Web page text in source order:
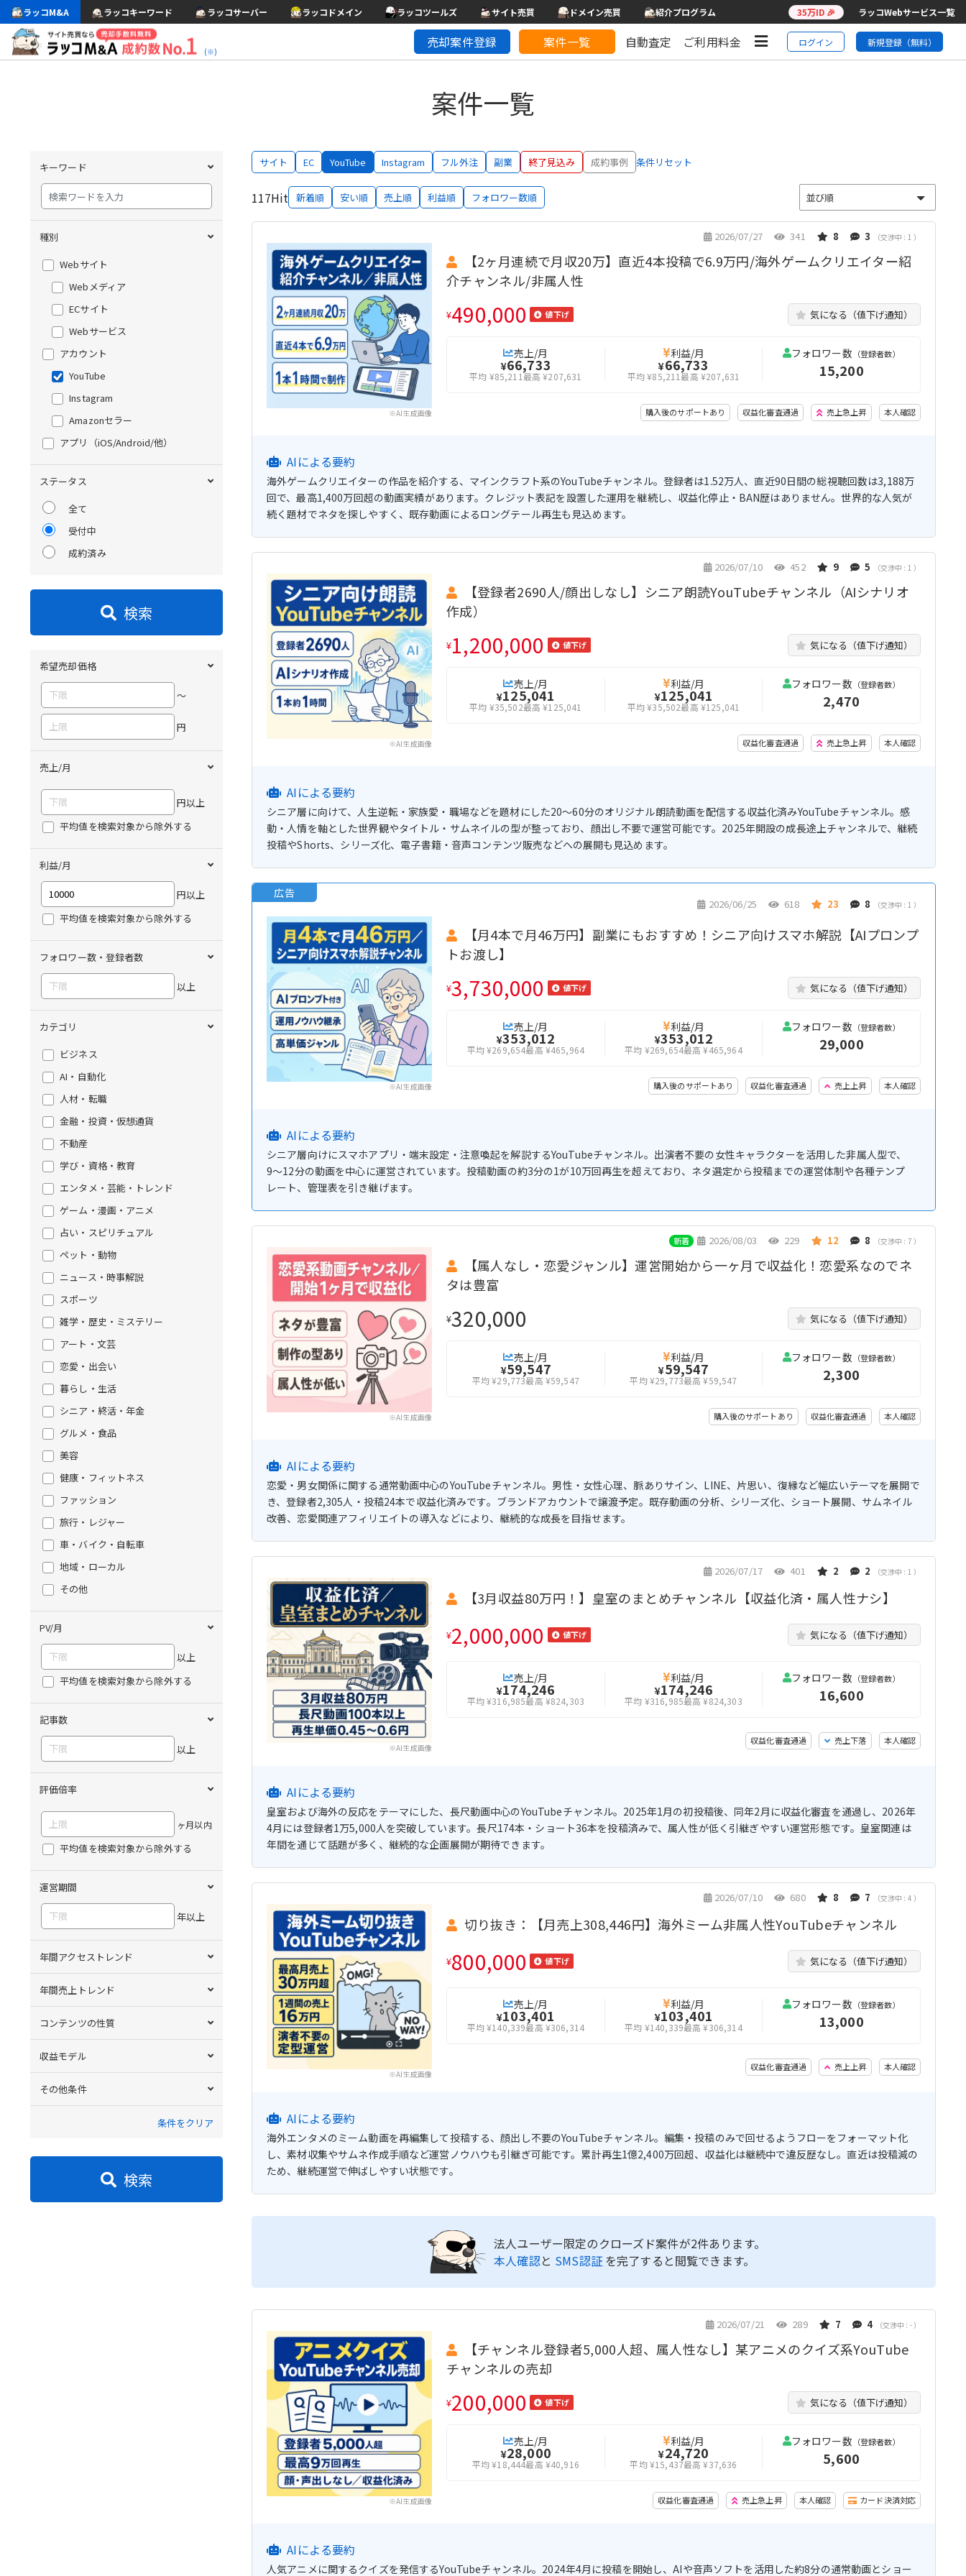
ラッコM&A ラッコキーワード ラッコサーバー ラッコドメイン ラッコツールズ サイト売買 ドメイン売買 紹介プログラム 35万ID 🎉 ラッコWebサービス一覧
(※)
売却案件登録 案件一覧 自動査定 ご利用料金 ログイン 新規登録（無料）
案件一覧
キーワード
種別
Webサイト
Webメディア
ECサイト
Webサービス
アカウント
YouTube
Instagram
Amazonセラー
アプリ
（iOS/Android/他）
ステータス
全て
受付中
成約済み
検索
希望売却価格
〜
円
売上/月
円以上
平均値を検索対象から除外する
利益/月
円以上
平均値を検索対象から除外する
フォロワー数・登録者数
以上
カテゴリ
ビジネス
AI・自動化
人材・転職
金融・投資・仮想通貨
不動産
学び・資格・教育
エンタメ・芸能・トレンド
ゲーム・漫画・アニメ
占い・スピリチュアル
ペット・動物
ニュース・時事解説
スポーツ
雑学・歴史・ミステリー
アート・文芸
恋愛・出会い
暮らし・生活
シニア・終活・年金
グルメ・食品
美容
健康・フィットネス
ファッション
旅行・レジャー
車・バイク・自転車
地域・ローカル
その他
PV/月
以上
平均値を検索対象から除外する
記事数
以上
評価倍率
ヶ月以内
平均値を検索対象から除外する
運営期間
年以上
年間アクセストレンド
年間売上トレンド
コンテンツの性質
収益モデル
その他条件
条件をクリア
検索
サイト EC YouTube Instagram フル外注 副業 終了見込み 成約事例 条件リセット
117Hit 新着順 安い順 売上順 利益順 フォロワー数順
2026/07/27 341 8 3 （交渉中 : 1 ）
※AI生成画像
【2ヶ月連続で月収20万】直近4本投稿で6.9万円/海外ゲームクリエイター紹
介チャンネル/非属人性
¥490,000 値下げ 気になる（値下げ通知）
売上/月
¥66,733
平均 ¥85,211最高 ¥207,631
利益/月
¥66,733
平均 ¥85,211最高 ¥207,631
フォロワー数 （登録者数）
15,200
購入後のサポートあり 収益化審査通過 売上急上昇 本人確認
AIによる要約
海外ゲームクリエイターの作品を紹介する、マインクラフト系のYouTubeチャンネル。登録者は1.52万人、直近90日間の総視聴回数は3,188万
回で、最高1,400万回超の動画実績があります。クレジット表記を設置した運用を継続し、収益化停止・BAN歴はありません。世界的な人気が
続く題材でネタを探しやすく、既存動画によるロングテール再生も見込めます。
2026/07/10 452 9 5 （交渉中 : 1 ）
※AI生成画像
【登録者2690人/顔出しなし】シニア朗読YouTubeチャンネル（AIシナリオ
作成）
¥1,200,000 値下げ 気になる（値下げ通知）
売上/月
¥125,041
平均 ¥35,502最高 ¥125,041
利益/月
¥125,041
平均 ¥35,502最高 ¥125,041
フォロワー数 （登録者数）
2,470
収益化審査通過 売上急上昇 本人確認
AIによる要約
シニア層に向けて、人生逆転・家族愛・職場などを題材にした20〜60分のオリジナル朗読動画を配信する収益化済みYouTubeチャンネル。感
動・人情を軸とした世界観やタイトル・サムネイルの型が整っており、顔出し不要で運営可能です。2025年開設の成長途上チャンネルで、継続
投稿やShorts、シリーズ化、電子書籍・音声コンテンツ販売などへの展開も見込めます。
広告
2026/06/25 618 23 8 （交渉中 : 1 ）
※AI生成画像
【月4本で月46万円】副業にもおすすめ！シニア向けスマホ解説【AIプロンプ
トお渡し】
¥3,730,000 値下げ 気になる（値下げ通知）
売上/月
¥353,012
平均 ¥269,654最高 ¥465,964
利益/月
¥353,012
平均 ¥269,654最高 ¥465,964
フォロワー数 （登録者数）
29,000
購入後のサポートあり 収益化審査通過 売上上昇 本人確認
AIによる要約
シニア層向けにスマホアプリ・端末設定・注意喚起を解説するYouTubeチャンネル。出演者不要の女性キャラクターを活用した非属人型で、
9〜12分の動画を中心に運営されています。投稿動画の約3分の1が10万回再生を超えており、ネタ選定から投稿までの運営体制や各種テンプ
レート、管理表を引き継げます。
新着 2026/08/03 229 12 8 （交渉中 : 7 ）
※AI生成画像
【属人なし・恋愛ジャンル】運営開始から一ヶ月で収益化！恋愛系なのでネ
タは豊富
¥320,000 気になる（値下げ通知）
売上/月
¥59,547
平均 ¥29,773最高 ¥59,547
利益/月
¥59,547
平均 ¥29,773最高 ¥59,547
フォロワー数 （登録者数）
2,300
購入後のサポートあり 収益化審査通過 本人確認
AIによる要約
恋愛・男女関係に関する通常動画中心のYouTubeチャンネル。男性・女性心理、脈ありサイン、LINE、片思い、復縁など幅広いテーマを展開で
き、登録者2,305人・投稿24本で収益化済みです。ブランドアカウントで譲渡予定。既存動画の分析、シリーズ化、ショート展開、サムネイル
改善、恋愛関連アフィリエイトの導入などにより、継続的な成長を目指せます。
2026/07/17 401 2 2 （交渉中 : 1 ）
※AI生成画像
【3月収益80万円！】皇室のまとめチャンネル【収益化済・属人性ナシ】
¥2,000,000 値下げ 気になる（値下げ通知）
売上/月
¥174,246
平均 ¥316,985最高 ¥824,303
利益/月
¥174,246
平均 ¥316,985最高 ¥824,303
フォロワー数 （登録者数）
16,600
収益化審査通過 売上下落 本人確認
AIによる要約
皇室および海外の反応をテーマにした、長尺動画中心のYouTubeチャンネル。2025年1月の初投稿後、同年2月に収益化審査を通過し、2026年
4月には登録者1万5,000人を突破しています。長尺174本・ショート36本を投稿済みで、属人性が低く引継ぎやすい運営形態です。皇室関連は
年間を通じて話題が多く、継続的な企画展開が期待できます。
2026/07/10 680 8 7 （交渉中 : 4 ）
※AI生成画像
切り抜き：【月売上308,446円】海外ミーム非属人性YouTubeチャンネル
¥800,000 値下げ 気になる（値下げ通知）
売上/月
¥103,401
平均 ¥140,339最高 ¥306,314
利益/月
¥103,401
平均 ¥140,339最高 ¥306,314
フォロワー数 （登録者数）
13,000
収益化審査通過 売上上昇 本人確認
AIによる要約
海外エンタメのミーム動画を再編集して投稿する、顔出し不要のYouTubeチャンネル。編集・投稿のみで回せるようフローをフォーマット化
し、素材収集やサムネ作成手順など運営ノウハウも引継ぎ可能です。累計再生1億2,400万回超、収益化は継続中で違反歴なし。直近は投稿減の
ため、継続運営で伸ばしやすい状態です。
法人ユーザー限定のクローズド案件が2件あります。
本人確認と SMS認証を完了すると閲覧できます。
2026/07/21 289 7 4 （交渉中 : - ）
※AI生成画像
【チャンネル登録者5,000人超、属人性なし】某アニメのクイズ系YouTube
チャンネルの売却
¥200,000 値下げ 気になる（値下げ通知）
売上/月
¥28,000
平均 ¥18,444最高 ¥40,916
利益/月
¥24,720
平均 ¥15,437最高 ¥37,636
フォロワー数 （登録者数）
5,600
収益化審査通過 売上急上昇 本人確認 カード決済対応
AIによる要約
人気アニメに関するクイズを発信するYouTubeチャンネル。2024年4月に投稿を開始し、AIや音声ソフトを活用した約8分の通常動画とショー